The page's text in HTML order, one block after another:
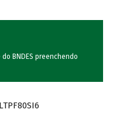
BNDES preenchendo